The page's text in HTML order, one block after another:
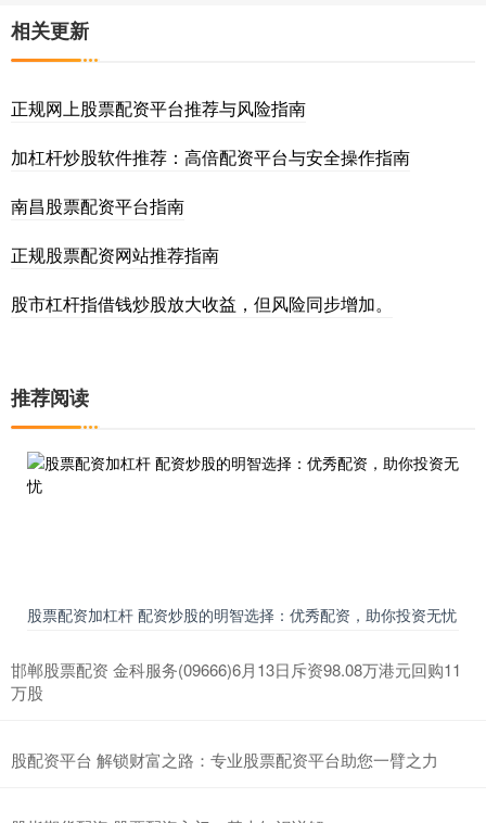
相关更新
正规网上股票配资平台推荐与风险指南
加杠杆炒股软件推荐：高倍配资平台与安全操作指南
南昌股票配资平台指南
正规股票配资网站推荐指南
股市杠杆指借钱炒股放大收益，但风险同步增加。
推荐阅读
股票配资加杠杆 配资炒股的明智选择：优秀配资，助你投资无忧
邯郸股票配资 金科服务(09666)6月13日斥资98.08万港元回购11
万股
股配资平台 解锁财富之路：专业股票配资平台助您一臂之力